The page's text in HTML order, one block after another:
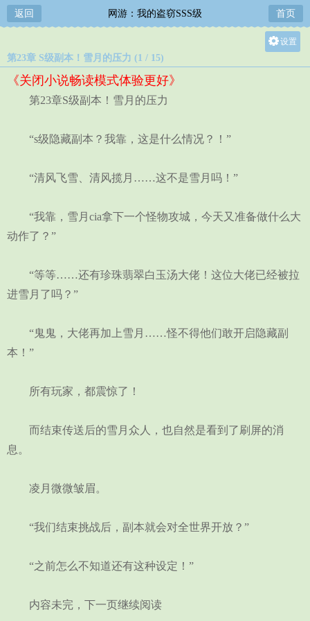
返回 网游：我的盗窃SSS级 首页
设置
第23章 S级副本！雪月的压力 (1 / 15)
《关闭小说畅读模式体验更好》
第23章S级副本！雪月的压力
“s级隐藏副本？我靠，这是什么情况？！”
“清风飞雪、清风揽月……这不是雪月吗！”
“我靠，雪月cia拿下一个怪物攻城，今天又准备做什么大
动作了？”
“等等……还有珍珠翡翠白玉汤大佬！这位大佬已经被拉
进雪月了吗？”
“鬼鬼，大佬再加上雪月……怪不得他们敢开启隐藏副
本！”
所有玩家，都震惊了！
而结束传送后的雪月众人，也自然是看到了刷屏的消
息。
凌月微微皱眉。
“我们结束挑战后，副本就会对全世界开放？”
“之前怎么不知道还有这种设定！”
内容未完，下一页继续阅读